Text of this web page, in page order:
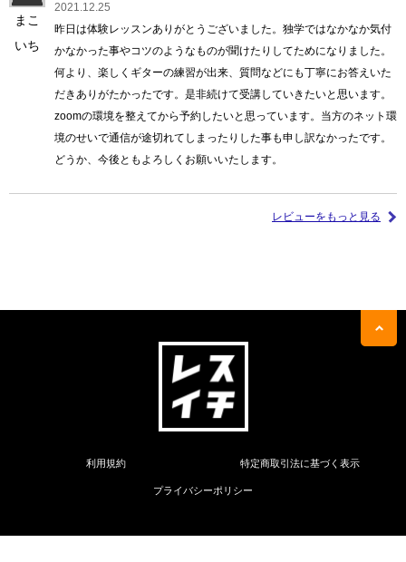
まこ
いち
2021.12.25
昨日は体験レッスンありがとうございました。独学ではなかなか気付
かなかった事やコツのようなものが聞けたりしてためになりました。
何より、楽しくギターの練習が出来、質問などにも丁寧にお答えいた
だきありがたかったです。是非続けて受講していきたいと思います。
zoomの環境を整えてから予約したいと思っています。当方のネット環
境のせいで通信が途切れてしまったりした事も申し訳なかったです。
どうか、今後ともよろしくお願いいたします。
レビューをもっと見る
利用規約 特定商取引法に基づく表示
プライバシーポリシー